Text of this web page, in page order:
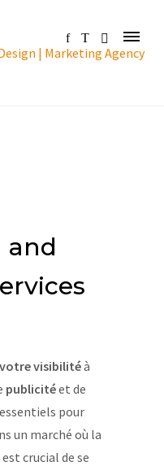
and
visibilitéà
publicitéet de
pour
un marché où la
crucial de se